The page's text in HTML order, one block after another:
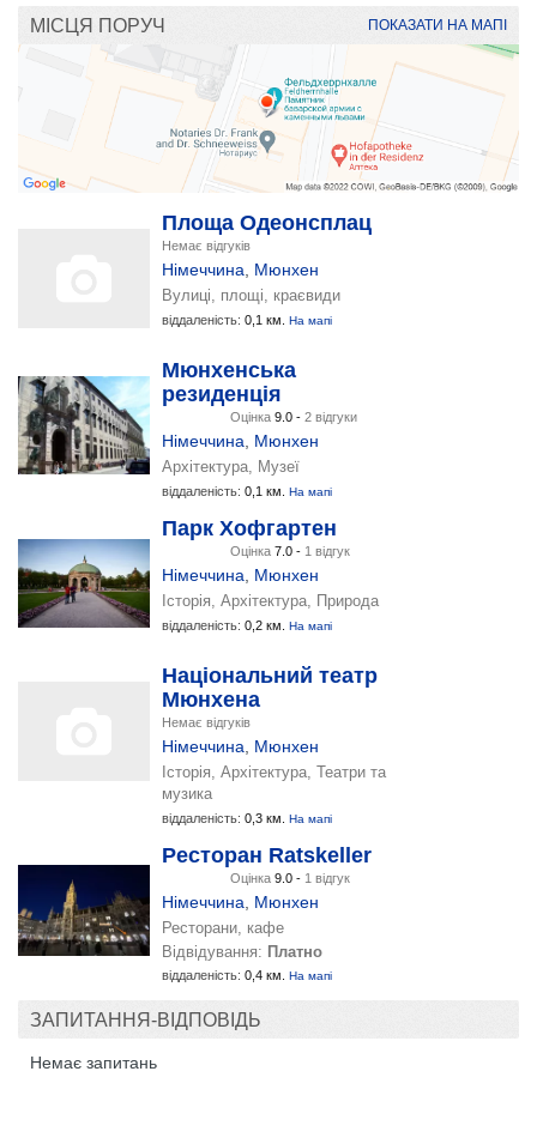
МІСЦЯ ПОРУЧ ПОКАЗАТИ НА МАПІ
Площа Одеонсплац
Немає відгуків
Німеччина Мюнхен
Вулиці, площі, краєвиди
віддаленість: 0,1 км. На мапі
Мюнхенська
резиденція
Оцінка 9.0 - 2 відгуки
Німеччина Мюнхен
Архітектура, Музеї
віддаленість: 0,1 км. На мапі
Парк Хофгартен
Оцінка 7.0 - 1 відгук
Німеччина Мюнхен
Історія, Архітектура, Природа
віддаленість: 0,2 км. На мапі
Національний театр
Мюнхена
Немає відгуків
Німеччина Мюнхен
Історія, Архітектура, Театри та
музика
віддаленість: 0,3 км. На мапі
Ресторан Ratskeller
Оцінка 9.0 - 1 відгук
Німеччина Мюнхен
Ресторани, кафе
Відвідування: Платно
віддаленість: 0,4 км. На мапі
ЗАПИТАННЯ-ВІДПОВІДЬ
Немає запитань